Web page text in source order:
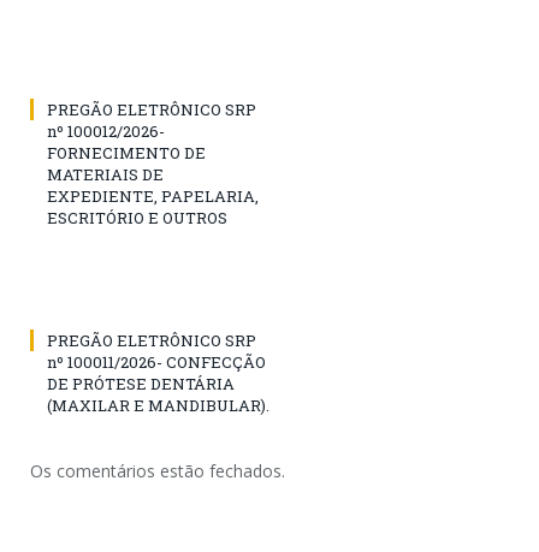
PREGÃO ELETRÔNICO SRP
nº 100012/2026-
FORNECIMENTO DE
MATERIAIS DE
EXPEDIENTE, PAPELARIA,
ESCRITÓRIO E OUTROS
PREGÃO ELETRÔNICO SRP
nº 100011/2026- CONFECÇÃO
DE PRÓTESE DENTÁRIA
(MAXILAR E MANDIBULAR).
Os comentários estão fechados.